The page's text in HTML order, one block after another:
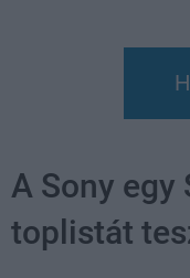
A Sony egy
toplistát